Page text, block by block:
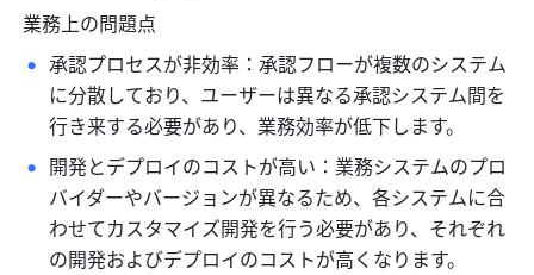
業務上の問題点
承認プロセスが非効率：承認フローが複数のシステム
に分散しており、ユーザーは異なる承認システム間を
行き来する必要があり、業務効率が低下します。
開発とデプロイのコストが高い：業務システムのプロ
バイダーやバージョンが異なるため、各システムに合
わせてカスタマイズ開発を行う必要があり、それぞれ
の開発およびデプロイのコストが高くなります。